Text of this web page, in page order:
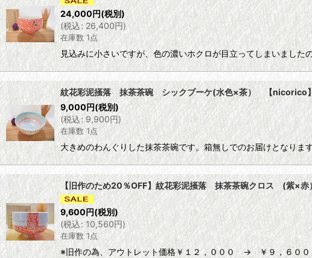
表示数
並び順:
24,000円(税別)
(税込: 26,400円)
在庫数 1点
見込みに小さいですが、色の濃いホクロが目立ってしまいまし
紋花彩泥掻落 抹茶茶碗 シックブーケ(水色×茶） 【nicorico
9,000円(税別)
(税込: 9,900円)
在庫数 1点
大きめのわんぐりした抹茶茶碗です。箱無しでのお届けとなり
【旧作のため20％OFF】紋花彩泥掻落 抹茶茶碗クロス (紫×
9,600円(税別)
(税込: 10,560円)
在庫数 1点
※旧作の為、アウトレット価格￥１２，０００ → ￥９，６